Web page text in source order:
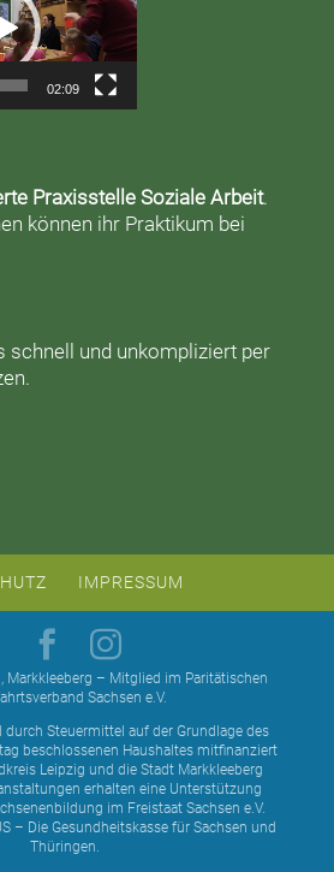
02:09
Praxisstelle Soziale Arbeit.
können ihr Praktikum bei
schnell und unkompliziert per
IMPRESSUM
Markkleeberg – Mitglied im Paritätischen
Sachsen e.V.
durch Steuermittel auf der Grundlage des
beschlossenen Haushaltes mitfinanziert
Leipzig und die Stadt Markkleeberg
erhalten eine Unterstützung
im Freistaat Sachsen e.V.
– Die Gesundheitskasse für Sachsen und
Thüringen.